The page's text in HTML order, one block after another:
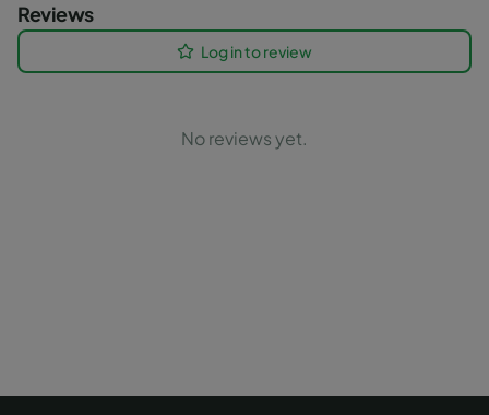
Reviews
Log in to review
No reviews yet.